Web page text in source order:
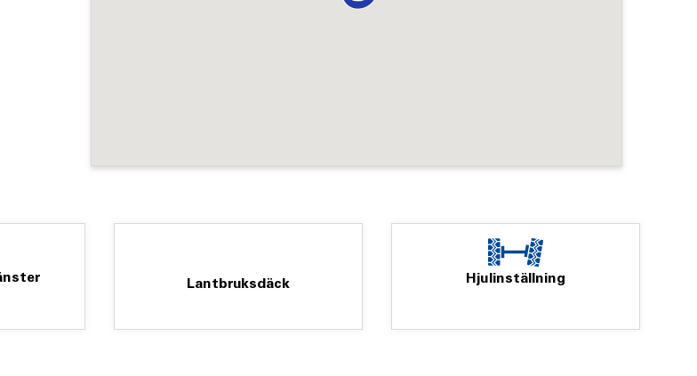
Lantbruksdäck Hjulinställning